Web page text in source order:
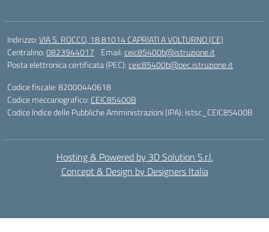
Indirizzo:VIA S. ROCCO, 18 81014 CAPRIATI A VOLTURNO (CE)
Centralino:0823944017 Email:ceic85400b@istruzione.it
Posta elettronica certificata (PEC):ceic85400b@pec.istruzione.it
Codice fiscale: 82000440618
Codice meccanografico: CEIC85400B
Codice Indice delle Pubbliche Amministrazioni (IPA): istsc_CEIC85400B
Hosting & Powered by 3D Solution S.r.l.
Concept & Design by Designers Italia